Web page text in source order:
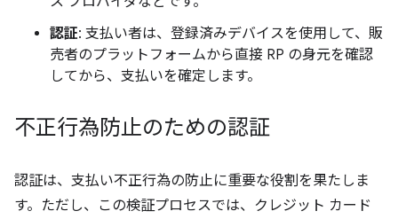
認証: 支払い者は、登録済みデバイスを使用して、販
売者のプラットフォームから直接 RP の身元を確認
してから、支払いを確定します。
不正行為防止のための認証
認証は、支払い不正行為の防止に重要な役割を果たしま
す。ただし、この検証プロセスでは、クレジット カード